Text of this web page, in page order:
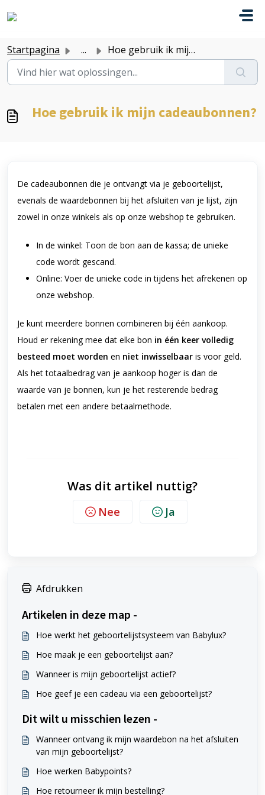
Startpagina ... Hoe gebruik ik mijn cadeaubonnen?
Hoe gebruik ik mijn cadeaubonnen?
De cadeaubonnen die je ontvangt via je geboortelijst,
evenals de waardebonnen bij het afsluiten van je lijst, zijn
zowel in onze winkels als op onze webshop te gebruiken.
In de winkel: Toon de bon aan de kassa; de unieke
code wordt gescand.
Online: Voer de unieke code in tijdens het afrekenen op
onze webshop.
Je kunt meerdere bonnen combineren bij één aankoop.
Houd er rekening mee dat elke bon in één keer volledig
besteed moet worden en niet inwisselbaar is voor geld.
Als het totaalbedrag van je aankoop hoger is dan de
waarde van je bonnen, kun je het resterende bedrag
betalen met een andere betaalmethode.
Was dit artikel nuttig?
Nee Ja
Afdrukken
Artikelen in deze map -
Hoe werkt het geboortelijstsysteem van Babylux?
Hoe maak je een geboortelijst aan?
Wanneer is mijn geboortelijst actief?
Hoe geef je een cadeau via een geboortelijst?
Dit wilt u misschien lezen -
Wanneer ontvang ik mijn waardebon na het afsluiten
van mijn geboortelijst?
Hoe werken Babypoints?
Hoe retourneer ik mijn bestelling?